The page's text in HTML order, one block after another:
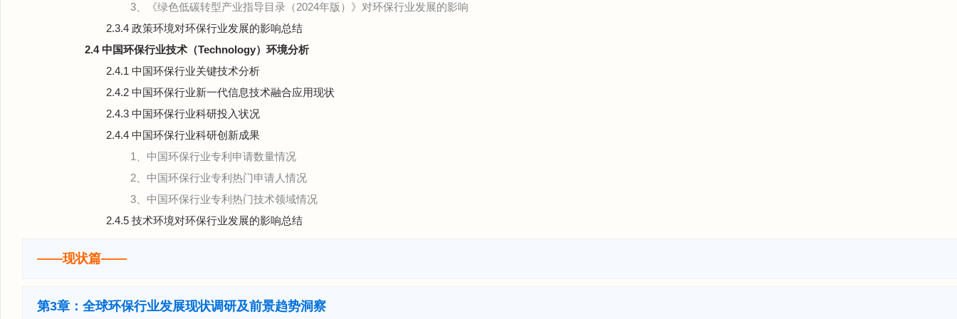
3、《绿色低碳转型产业指导目录（2024年版）》对环保行业发展的影响
2.3.4 政策环境对环保行业发展的影响总结
2.4 中国环保行业技术（Technology）环境分析
2.4.1 中国环保行业关键技术分析
2.4.2 中国环保行业新一代信息技术融合应用现状
2.4.3 中国环保行业科研投入状况
2.4.4 中国环保行业科研创新成果
1、中国环保行业专利申请数量情况
2、中国环保行业专利热门申请人情况
3、中国环保行业专利热门技术领域情况
2.4.5 技术环境对环保行业发展的影响总结
——现状篇——
第3章：全球环保行业发展现状调研及前景趋势洞察